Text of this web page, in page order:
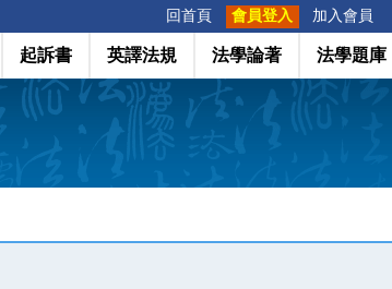
回首頁 會員登入 加入會員
起訴書 英譯法規 法學論著 法學題庫